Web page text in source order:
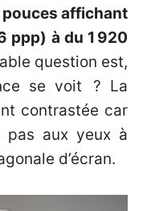
pouces affichant
ppp) à du 1 920
question est,
se voit
? La
contrastée car
pas aux yeux à
d’écran.